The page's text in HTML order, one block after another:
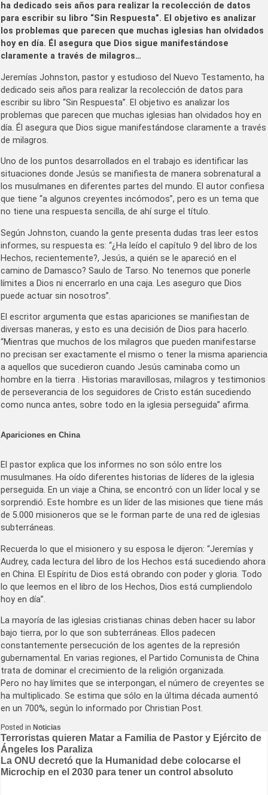
ha dedicado seis años para realizar la recolección de datos
para escribir su libro “Sin Respuesta”. El objetivo es analizar
los problemas que parecen que muchas iglesias han olvidados
hoy en día. Él asegura que Dios sigue manifestándose
claramente a través de milagros…
Jeremías Johnston, pastor y estudioso del Nuevo Testamento, ha
dedicado seis años para realizar la recolección de datos para
escribir su libro “Sin Respuesta”. El objetivo es analizar los
problemas que parecen que muchas iglesias han olvidados hoy en
día. Él asegura que Dios sigue manifestándose claramente a través
de milagros.
Uno de los puntos desarrollados en el trabajo es identificar las
situaciones donde Jesús se manifiesta de manera sobrenatural a
los musulmanes en diferentes partes del mundo. El autor confiesa
que tiene “a algunos creyentes incómodos”, pero es un tema que
no tiene una respuesta sencilla, de ahí surge el título.
Según Johnston, cuando la gente presenta dudas tras leer estos
informes, su respuesta es: “¿Ha leído el capítulo 9 del libro de los
Hechos, recientemente?, Jesús, a quién se le apareció en el
camino de Damasco? Saulo de Tarso. No tenemos que ponerle
límites a Dios ni encerrarlo en una caja. Les aseguro que Dios
puede actuar sin nosotros”.
El escritor argumenta que estas apariciones se manifiestan de
diversas maneras, y esto es una decisión de Dios para hacerlo.
“Mientras que muchos de los milagros que pueden manifestarse
no precisan ser exactamente el mismo o tener la misma apariencia
a aquellos que sucedieron cuando Jesús caminaba como un
hombre en la tierra . Historias maravillosas, milagros y testimonios
de perseverancia de los seguidores de Cristo están sucediendo
como nunca antes, sobre todo en la iglesia perseguida” afirma.
Apariciones en China
El pastor explica que los informes no son sólo entre los
musulmanes. Ha oído diferentes historias de líderes de la iglesia
perseguida. En un viaje a China, se encontró con un líder local y se
sorprendió. Este hombre es un líder de las misiones que tiene más
de 5.000 misioneros que se le forman parte de una red de iglesias
subterráneas.
Recuerda lo que el misionero y su esposa le dijeron: “Jeremías y
Audrey, cada lectura del libro de los Hechos está sucediendo ahora
en China. El Espíritu de Dios está obrando con poder y gloria. Todo
lo que leemos en el libro de los Hechos, Dios está cumpliendolo
hoy en día”.
La mayoría de las iglesias cristianas chinas deben hacer su labor
bajo tierra, por lo que son subterráneas. Ellos padecen
constantemente persecución de los agentes de la represión
gubernamental. En varias regiones, el Partido Comunista de China
trata de dominar el crecimiento de la religión organizada.
Pero no hay límites que se interpongan, el número de creyentes se
ha multiplicado. Se estima que sólo en la última década aumentó
en un 700%, según lo informado por Christian Post.
Posted in Noticias
Navegación
de
entradas
Terroristas quieren Matar a Familia de Pastor y Ejército de
Ángeles los Paraliza
La ONU decretó que la Humanidad debe colocarse el
Microchip en el 2030 para tener un control absoluto